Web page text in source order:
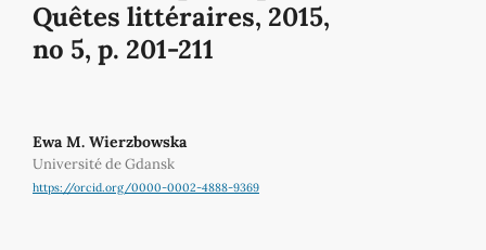
Quêtes littéraires, 2015,
no 5, p. 201-211
Ewa M. Wierzbowska
Université de Gdansk
https://orcid.org/0000-0002-4888-9369